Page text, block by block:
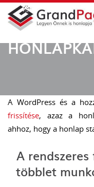
A WordPress és a
frissítése, azaz a
ahhoz, hogy a honlap
A
többlet